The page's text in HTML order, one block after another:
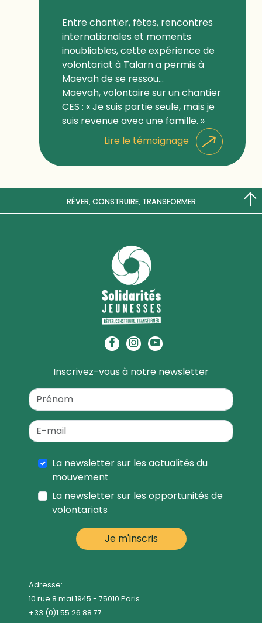
Entre chantier, fêtes, rencontres
internationales et moments
inoubliables, cette expérience de
volontariat à Talarn a permis à
Maevah de se ressou...
Maevah, volontaire sur un chantier
CES : « Je suis partie seule, mais je
suis revenue avec une famille. »
Lire le témoignage
RÊVER, CONSTRUIRE, TRANSFORMER
Inscrivez-vous à notre newsletter
La newsletter sur les actualités du
mouvement
La newsletter sur les opportunités de
volontariats
Adresse:
10 rue 8 mai 1945 - 75010 Paris
+33 (0)1 55 26 88 77